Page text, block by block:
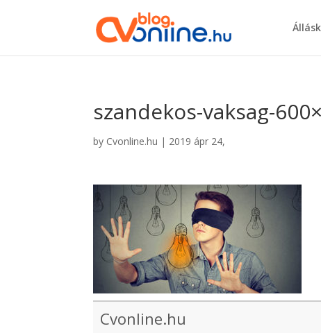
szandekos-vaksag-
by Cvonline.hu | 2019 ápr 24,
Cvonline.hu